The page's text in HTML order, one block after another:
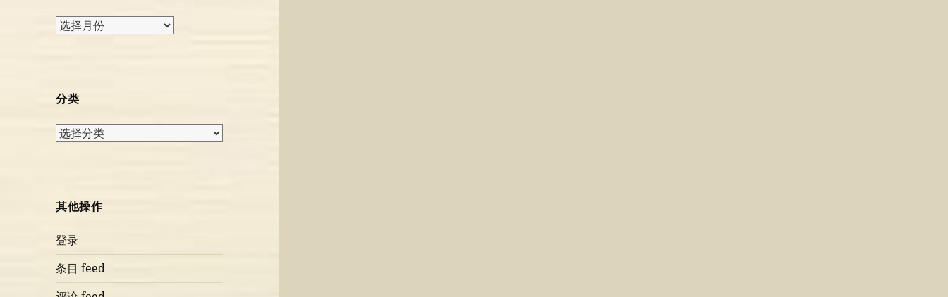
归
分类
分
其他操作
登录
条目 feed